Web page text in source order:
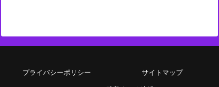
プライバシーポリシー サイトマップ